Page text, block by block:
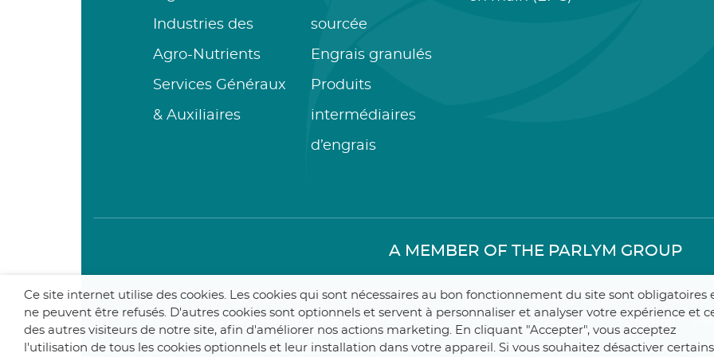
Industries des
Agro-Nutrients
Services Généraux
& Auxiliaires
sourcée
Engrais granulés
Produits
intermédiaires
d’engrais
A MEMBER OF THE PARLYM GROUP
© 2025 De Smet Engineers & Contractors Internal–
Ce site internet utilise des cookies. Les cookies qui sont nécessaires au bon fonctionnement du site sont obligatoires
ne peuvent être refusés. D'autres cookies sont optionnels et servent à personnaliser et analyser votre expérience et
des autres visiteurs de notre site, afin d'améliorer nos actions marketing. En cliquant "Accepter", vous acceptez
l'utilisation de tous les cookies optionnels et leur installation dans votre appareil. Si vous souhaitez désactiver certains